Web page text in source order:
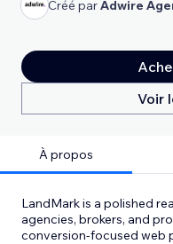
Créé parAdwire
Voir
À propos
LandMark is a polished
agencies, brokers, and
conversion-focused web